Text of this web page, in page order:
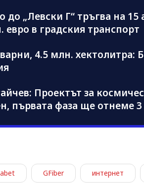
до „Левски Г“ тръгва на 15
евро в градския транспорт
4.5 млн. хектолитра:
Проектът за
първата фаза ще отнеме
GFiber интернет